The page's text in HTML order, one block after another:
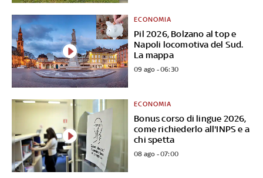
Pil 2026, Bolzano al top e
Napoli locomotiva del Sud.
La mappa
ECONOMIA
09 ago - 06:30
Bonus corso di lingue 2026,
come richiederlo all'INPS e a
chi spetta
ECONOMIA
08 ago - 07:00